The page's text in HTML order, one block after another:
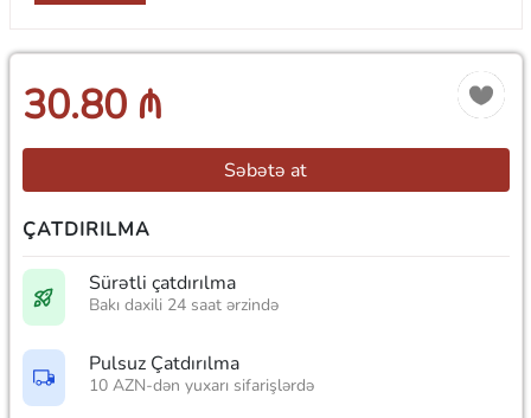
30.80 ₼
Səbətə at
ÇATDIRILMA
Sürətli çatdırılma
Bakı daxili 24 saat ərzində
Pulsuz Çatdırılma
10 AZN-dən yuxarı sifarişlərdə